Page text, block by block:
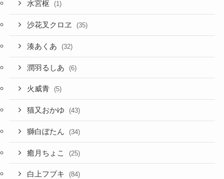
水宮枢 (1)
沙花叉クロヱ (35)
湊あくあ (32)
潤羽るしあ (6)
火威青 (5)
猫又おかゆ (43)
獅白ぼたん (34)
癒月ちょこ (25)
白上フブキ (84)